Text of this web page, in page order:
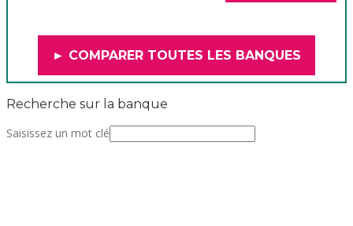
► COMPARER TOUTES LES BANQUES
Recherche sur la banque
Saisissez un mot clé